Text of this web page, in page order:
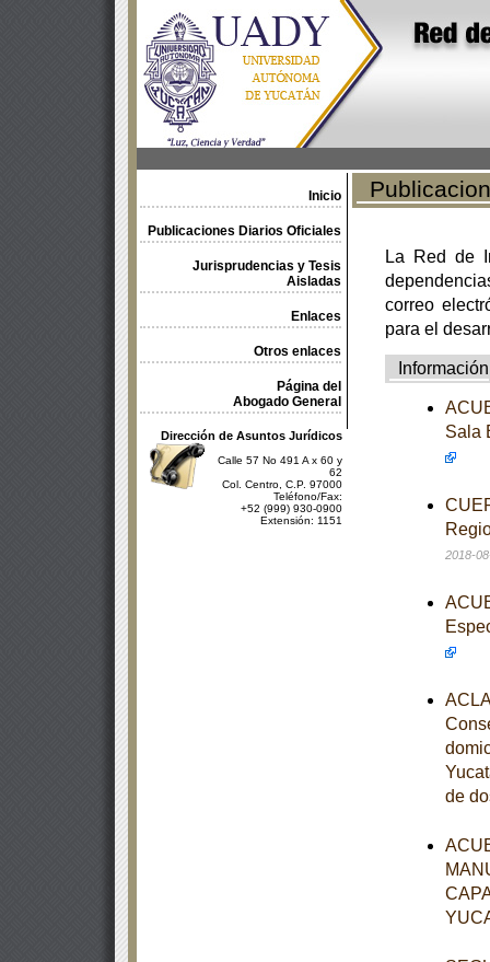
Inicio
Publicaciones Diarios Oficiales
Jurisprudencias y Tesis
Aisladas
Enlaces
Otros enlaces
Página del
Abogado General
Dirección de Asuntos Jurídicos
Calle 57 No 491 A x 60 y
62
Col. Centro, C.P. 97000
Teléfono/Fax:
+52 (999) 930-0900
Extensión: 1151
La Red de
correo
para el
Información
Sala
2018-
de